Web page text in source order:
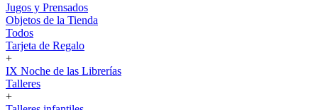
Jugos y Prensados
Objetos de la Tienda
Todos
Tarjeta de Regalo
+
IX Noche de las Librerías
Talleres
+